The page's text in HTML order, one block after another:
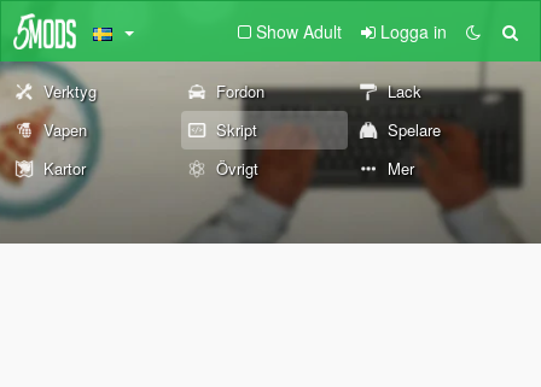
Show Adult Logga in
Verktyg Fordon
Lack
Vapen
Skript
Spelare
Kartor
Övrigt Mer